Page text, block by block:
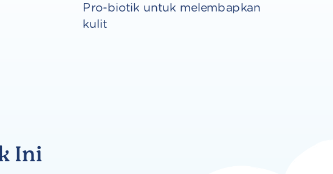
Pro-biotik untuk melembapkan
kulit
Ini